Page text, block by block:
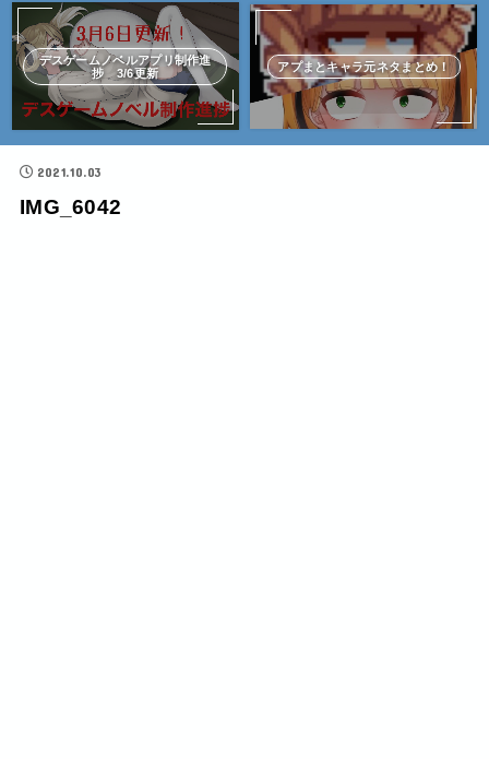
デスゲームノベルアプリ制作進
捗 3/6更新
アプまとキャラ元ネタまとめ！
2021.10.03
IMG_6042